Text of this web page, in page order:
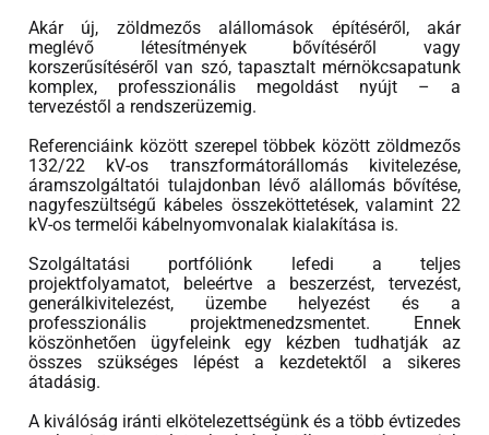
Akár új, zöldmezős alállomások építéséről, akár
meglévő létesítmények bővítéséről vagy
korszerűsítéséről van szó, tapasztalt mérnökcsapatunk
komplex, professzionális megoldást nyújt – a
tervezéstől a rendszerüzemig.
Referenciáink között szerepel többek között zöldmezős
132/22 kV-os transzformátorállomás kivitelezése,
áramszolgáltatói tulajdonban lévő alállomás bővítése,
nagyfeszültségű kábeles összeköttetések, valamint 22
kV-os termelői kábelnyomvonalak kialakítása is.
Szolgáltatási portfóliónk lefedi a teljes
projektfolyamatot, beleértve a beszerzést, tervezést,
generálkivitelezést, üzembe helyezést és a
professzionális projektmenedzsmentet. Ennek
köszönhetően ügyfeleink egy kézben tudhatják az
összes szükséges lépést a kezdetektől a sikeres
átadásig.
A kiválóság iránti elkötelezettségünk és a több évtizedes